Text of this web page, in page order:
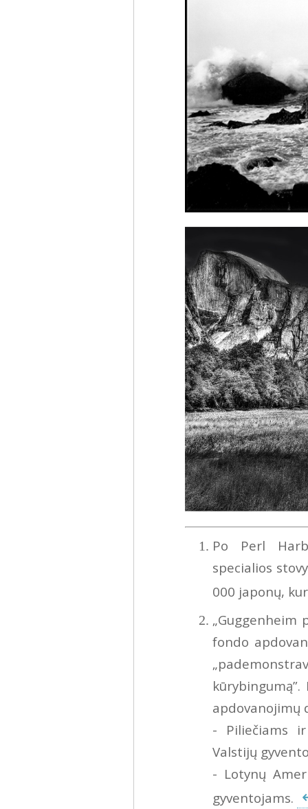
Po Perl
specialios
000 japonų,
„Guggenheim
fondo
apdovanojimų
- Piliečiams
Valstijų
- Lotynų
gyventojams.